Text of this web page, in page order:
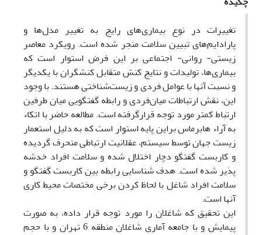
تغییرات در نوع بیماری‌های رایج به تغییر مدل‌ها و
پارادایم‌های تبیین سلامت منجر شده است. رویکرد معاصر
زیستی- روانی- اجتماعی بر این فرض استوار است که
بیماری‌ها، تولیدات و نتایج کنش متقابل کنشگران با یکدیگر
و نسبت آنها با عوامل فردی و زیست‌شناختی هستند. با وجود
این، نقش ارتباطات میان‌فردی و رابطه گفتگویی میان طرفین
ارتباط کمتر مورد توجه قرارگرفته است. مطالعه حاضر با اتکاء
به آراء هابرماس براین پایه استوار است که به دلیل استعمار
زیست جهان توسط سیستم، عقلانیت ارتباطی منحرف گردیده
و کاربست گفتگو دچار اختلال شده و سلامت افراد خدشه
پذیر شده است. هدف شناسایی رابطه بین کاربست گفتگو و
سلامت افراد شاغل با لحاظ کردن برخی مختصات محیط کاری
آنها است.
این تحقیق که شاغلان را مورد توجه قرار داده، به صورت
پیمایش و با جامعه آماری شاغلان منطقه 6 تهران و با حجم